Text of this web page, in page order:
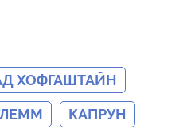
ХОФГАШТАЙН
КАПРУН